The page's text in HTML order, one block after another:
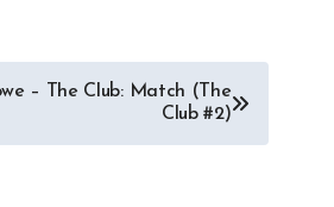
– The Club: Match (The
Club #2)